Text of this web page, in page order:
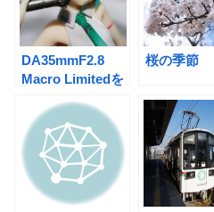
DA35mmF2.8
Macro Limitedを
桜の季節